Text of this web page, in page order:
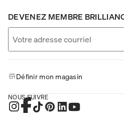
DEVENEZ MEMBRE
Définir mon magasin
NOUS SUIVRE